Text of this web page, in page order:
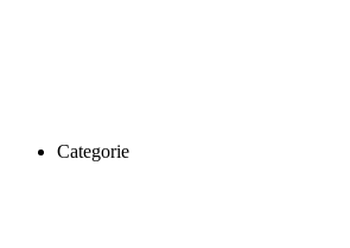
Categorie